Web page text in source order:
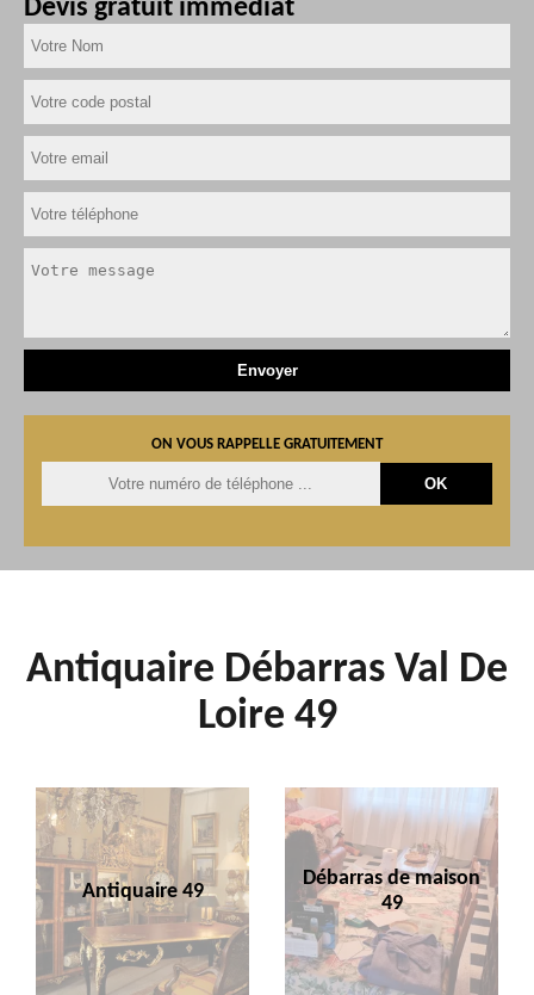
Devis gratuit immédiat
ON VOUS RAPPELLE GRATUITEMENT
Antiquaire Débarras Val De
Loire 49
Antiquaire 49
Débarras de maison
49